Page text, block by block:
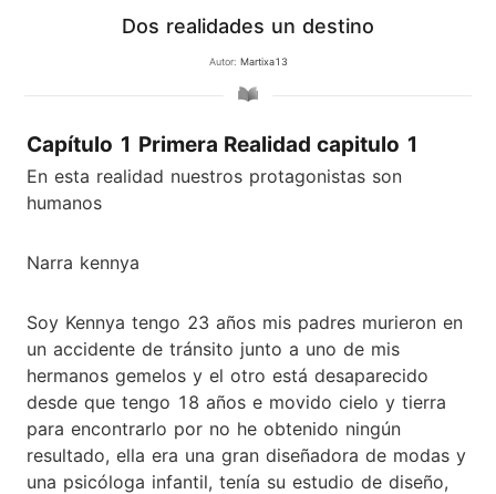
Dos realidades un destino
Autor: Martixa13
Capítulo 1 Primera Realidad capitulo 1
En esta realidad nuestros protagonistas son
humanos
Narra kennya
Soy Kennya tengo 23 años mis padres murieron en
un accidente de tránsito junto a uno de mis
hermanos gemelos y el otro está desaparecido
desde que tengo 18 años e movido cielo y tierra
para encontrarlo por no he obtenido ningún
resultado, ella era una gran diseñadora de modas y
una psicóloga infantil, tenía su estudio de diseño,